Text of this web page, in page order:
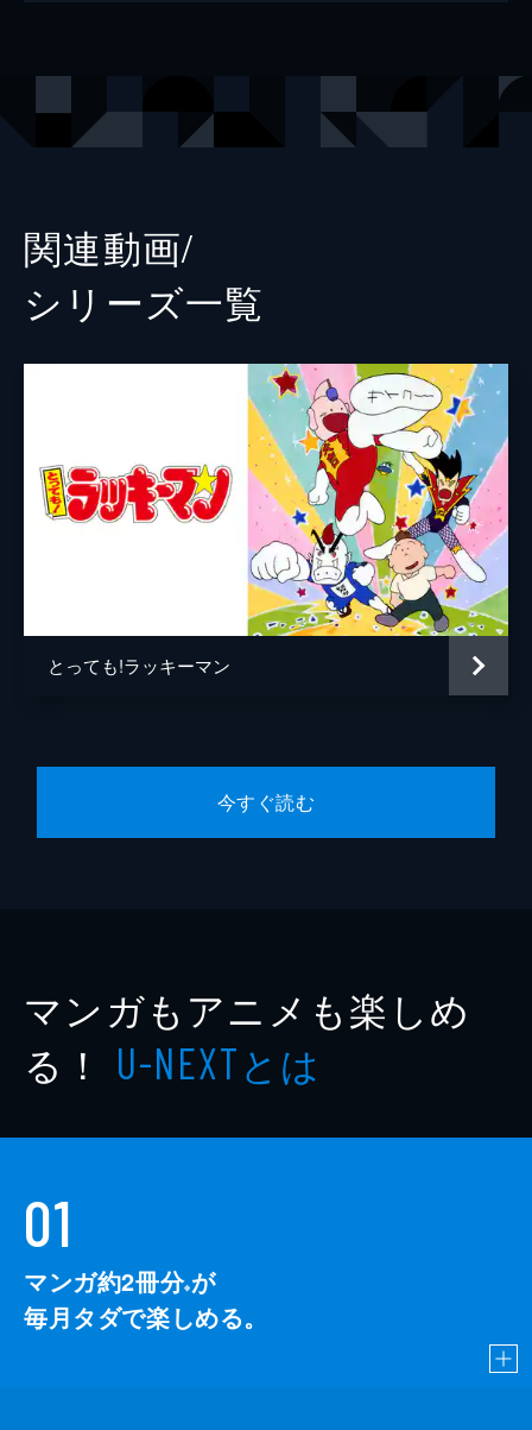
関連動画/
シリーズ⼀覧
とっても!ラッキーマン
今すぐ読む
マンガもアニメも楽しめ
る！ U-NEXTとは
01
マンガ約2冊分※が
毎月タダで楽しめる。